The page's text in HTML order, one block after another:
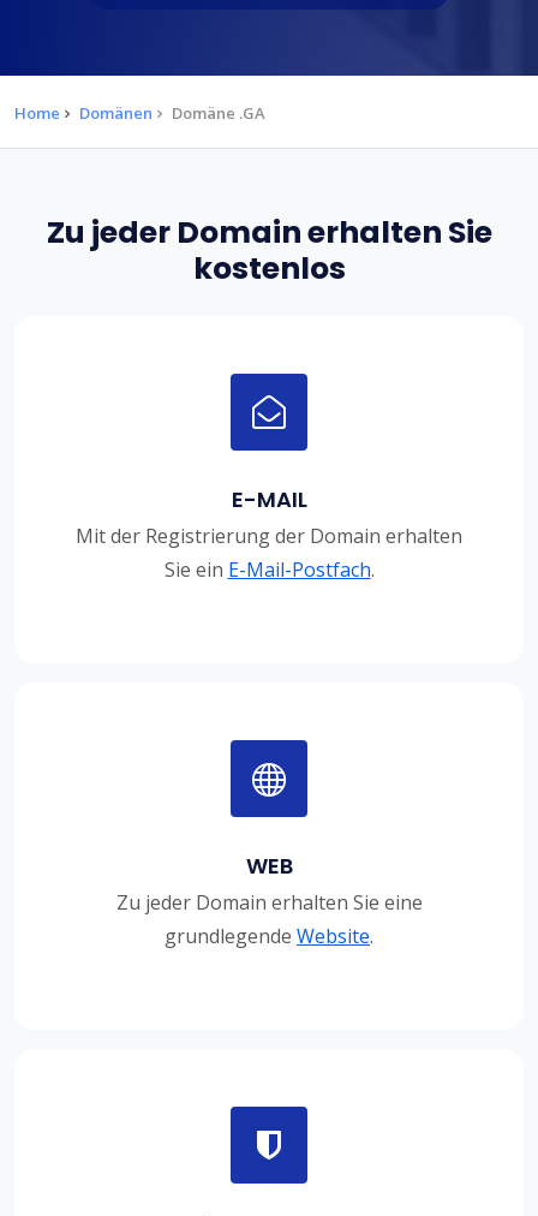
Home Domänen Domäne .GA
Zu jeder Domain erhalten Sie
kostenlos
E-MAIL
Mit der Registrierung der Domain erhalten
Sie ein E-Mail-Postfach.
WEB
Zu jeder Domain erhalten Sie eine
grundlegende Website.